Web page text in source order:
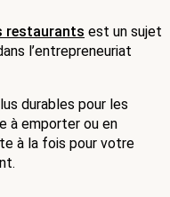
restaurants est un sujet
l’entrepreneuriat
durables pour les
à emporter ou en
à la fois pour votre